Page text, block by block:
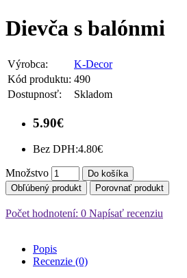
Dievča s balónmi
Výrobca:
K-Decor
Kód produktu: 490
Dostupnosť:
Skladom
5.90€
Bez DPH:4.80€
Množstvo
Do košíka
Obľúbený produkt
Porovnať produkt
Počet hodnotení: 0 Napísať recenziu
Popis
Recenzie (0)